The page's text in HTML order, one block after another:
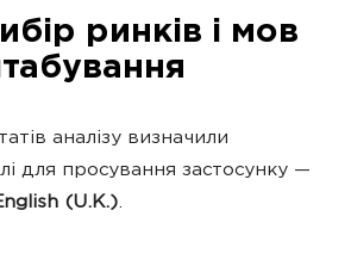
ринків і мов
аналізу визначили
для просування застосунку —
(U.K.).